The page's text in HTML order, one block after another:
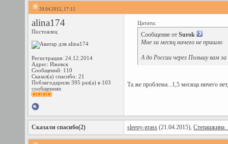
20.04.2015, 17:15
alina174
Постоялец
Регистрация: 24.12.2014
Адрес: Ижевск
Сообщений: 110
Сказал(а) спасибо: 21
Поблагодарили 395 раз(а) в 103
сообщениях
Цитата:
Сообщение от Surok
Мне за месяц ничего не пришло
А до России через Польшу вам за
Та же проблема...1,5 месяца ничего
Сказали спасибо(2) sleepy-grass (21.04.2015),